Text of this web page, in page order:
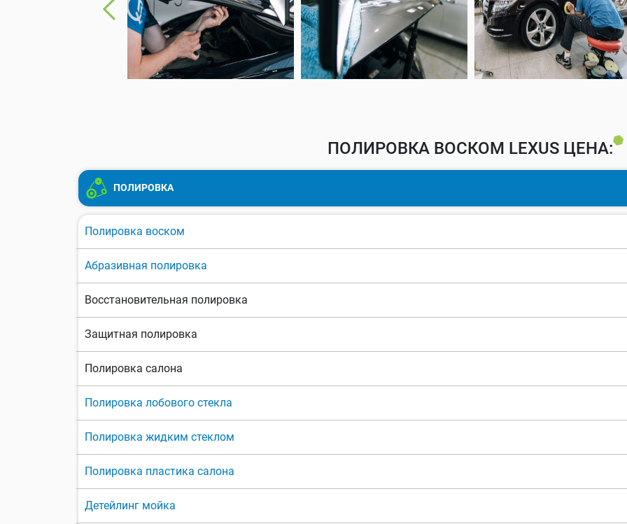
ПОЛИРОВКА ВОСКОМ LEXUS ЦЕНА:
ПОЛИРОВКА
Полировка воском
Абразивная полировка
Восстановительная полировка
Защитная полировка
Полировка салона
Полировка лобового стекла
Полировка жидким стеклом
Полировка пластика салона
Детейлинг мойка